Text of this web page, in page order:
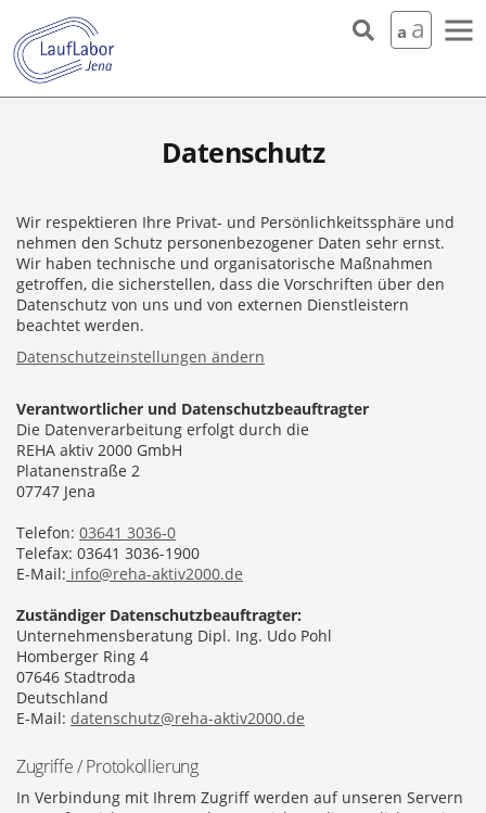
a a
Datenschutz
Wir respektieren Ihre Privat- und Persönlichkeitssphäre und
nehmen den Schutz personenbezogener Daten sehr ernst.
Wir haben technische und organisatorische Maßnahmen
getroffen, die sicherstellen, dass die Vorschriften über den
Datenschutz von uns und von externen Dienstleistern
beachtet werden.
Datenschutzeinstellungen ändern
Verantwortlicher und Datenschutzbeauftragter
Die Datenverarbeitung erfolgt durch die
REHA aktiv 2000 GmbH
Platanenstraße 2
07747 Jena
Telefon: 03641 3036-0
Telefax: 03641 3036-1900
E-Mail: info@reha-aktiv2000.de
Zuständiger Datenschutzbeauftragter:
Unternehmensberatung Dipl. Ing. Udo Pohl
Homberger Ring 4
07646 Stadtroda
Deutschland
E-Mail: datenschutz@reha-aktiv2000.de
Zugriffe / Protokollierung
In Verbindung mit Ihrem Zugriff werden auf unseren Servern